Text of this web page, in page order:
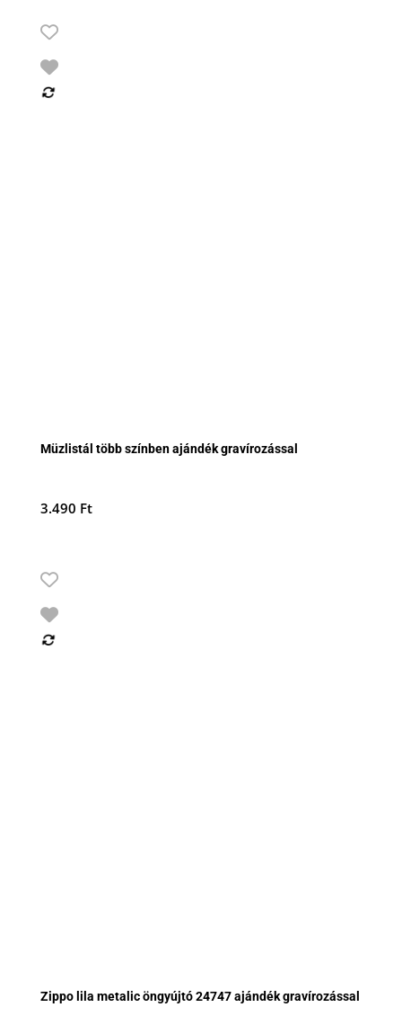
Müzlistál több színben ajándék gravírozással
3.490 Ft
Zippo lila metalic öngyújtó 24747 ajándék gravírozással